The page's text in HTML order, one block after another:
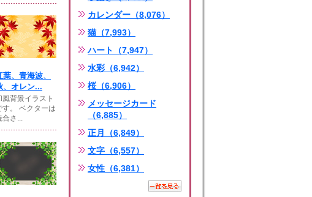
葉、青海波、
、オレン...
風背景イラスト
す。 ベクターは
合さ...
カレンダー（8,076）
猫（7,993）
ハート（7,947）
水彩（6,942）
桜（6,906）
メッセージカード
（6,885）
正月（6,849）
文字（6,557）
女性（6,381）